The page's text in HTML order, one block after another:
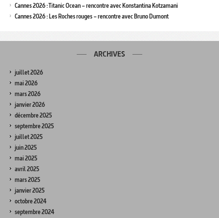
Cannes 2026 : Titanic Ocean – rencontre avec Konstantina Kotzamani
Cannes 2026 : Les Roches rouges – rencontre avec Bruno Dumont
ARCHIVES
juillet 2026
mai 2026
mars 2026
janvier 2026
décembre 2025
septembre 2025
juillet 2025
juin 2025
mai 2025
avril 2025
mars 2025
janvier 2025
octobre 2024
septembre 2024